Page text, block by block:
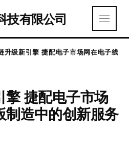
技有限公司
升级新引擎 捷配电子市场网在电子线
捷配电子市场
制造中的创新服务